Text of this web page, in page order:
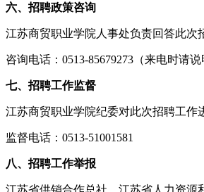
六、招聘政策咨询
江苏商贸职业学院人事处负责回答此次
咨询电话：0513-85679273（来电时请
七、招聘工作监督
江苏商贸职业学院纪委对此次招聘工作
监督电话：0513-51001581
八、招聘工作举报
江苏省供销合作总社、江苏省人力资源